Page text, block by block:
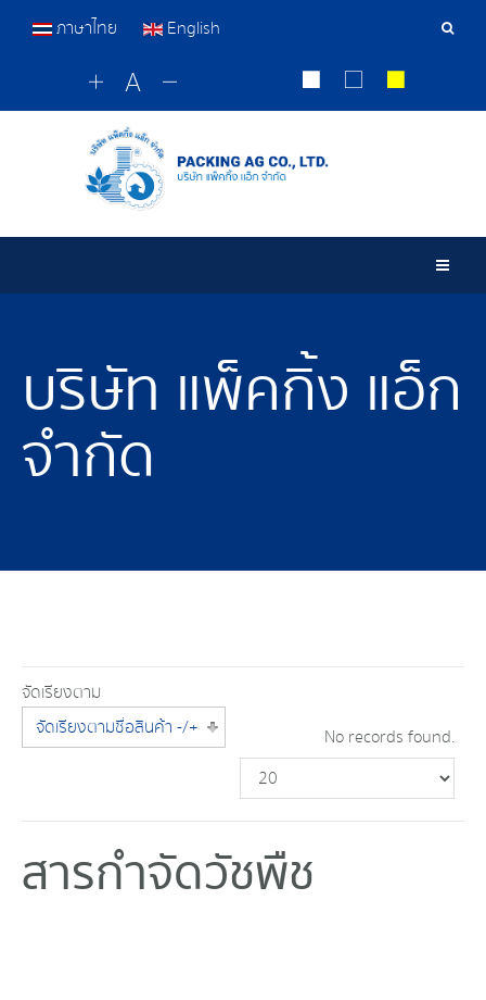
เครื่อ
ภาษาไทย English
บริษัท แพ็คกิ้ง แอ็ก
จำกัด
จัดเรียงตาม
จัดเรียงตามชื่อสินค้า -/+
No records found.
สารกำจัดวัชพืช